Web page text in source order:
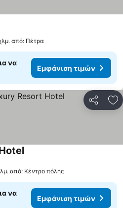
από: Πέτρα
να
Εμφάνιση τιμών
από: Κέντρο πόλης
να
Εμφάνιση τιμών